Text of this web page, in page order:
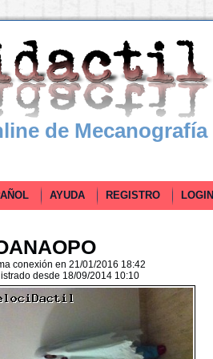
de Mecanografía
AYUDA REGISTRO LOGIN
conexión en 21/01/2016 18:42
desde 18/09/2014 10:10